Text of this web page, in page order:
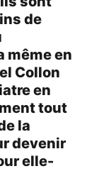
de
même en
Collon
en
tout
la
devenir
elle-